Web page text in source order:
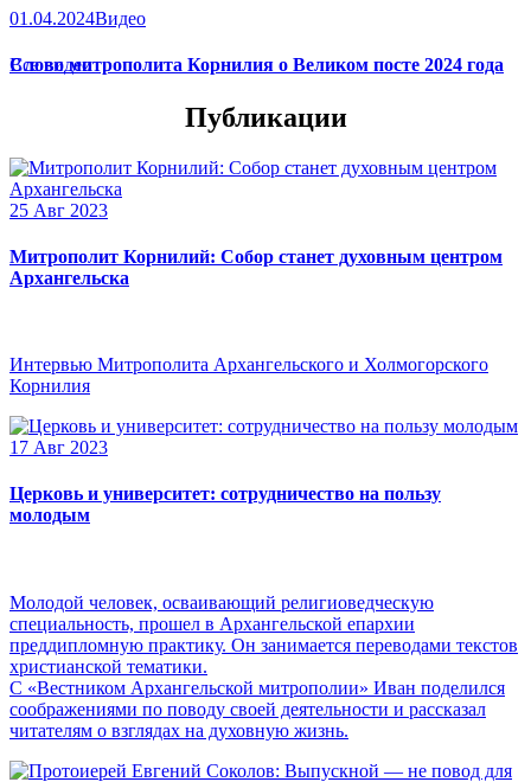
01.04.2024Видео
Слово митрополита Корнилия о Великом посте 2024 года
Все видео
Публикации
25 Авг 2023
Митрополит Корнилий: Собор станет духовным центром
Архангельска
Интервью Митрополита Архангельского и Холмогорского
Корнилия
17 Авг 2023
Церковь и университет: сотрудничество на пользу
молодым
Молодой человек, осваивающий религиоведческую
специальность, прошел в Архангельской епархии
преддипломную практику. Он занимается переводами текстов
христианской тематики.
С «Вестником Архангельской митрополии» Иван поделился
соображениями по поводу своей деятельности и рассказал
читателям о взглядах на духовную жизнь.